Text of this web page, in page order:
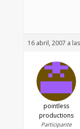
16 abril, 2007 a
pointless
productions
Participante